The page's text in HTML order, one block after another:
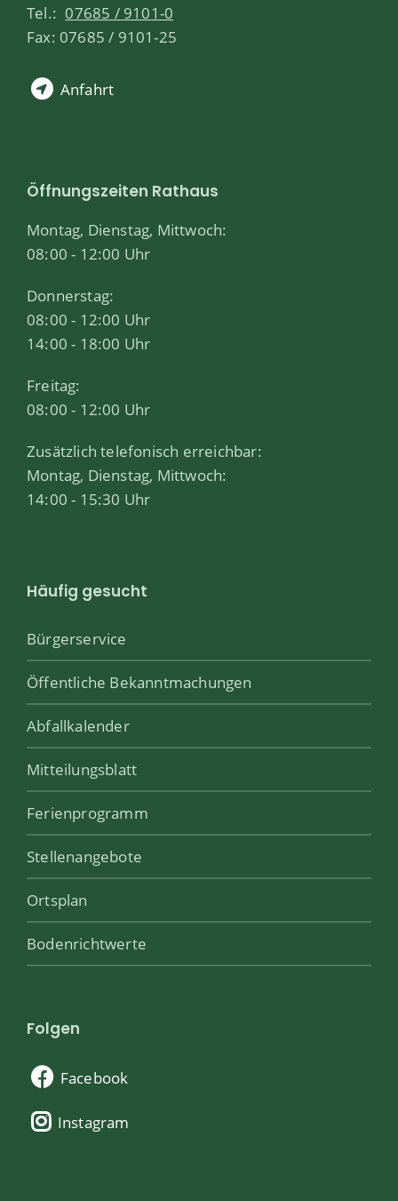
Tel.: 07685 / 9101-0
Fax: 07685 / 9101-25
Anfahrt
Öffnungszeiten Rathaus
Montag, Dienstag, Mittwoch:
08:00 - 12:00 Uhr
Donnerstag:
08:00 - 12:00 Uhr
14:00 - 18:00 Uhr
Freitag:
08:00 - 12:00 Uhr
Zusätzlich telefonisch erreichbar:
Montag, Dienstag, Mittwoch:
14:00 - 15:30 Uhr
Häufig gesucht
Bürgerservice
Öffentliche Bekanntmachungen
Abfallkalender
Mitteilungsblatt
Ferienprogramm
Stellenangebote
Ortsplan
Bodenrichtwerte
Folgen
Facebook
Instagram